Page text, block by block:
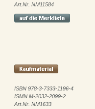
Art.Nr. NM11584
ISBN 978-3-7333-1196-4
ISMN M-2032-2099-2
Art.Nr. NM1633